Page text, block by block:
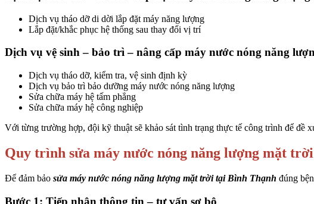
Dịch vụ tháo dỡ di dời lắp đặt máy năng lượng
Lắp đặt/khắc phục hệ thống sau thay đổi vị trí
Dịch vụ vệ sinh – bảo trì – nâng cấp máy nước nóng năng
Dịch vụ tháo dỡ, kiểm tra, vệ sinh định kỳ
Dịch vụ bảo trì bảo dưỡng máy nước nóng năng lượng
Sửa chữa máy hệ tấm phẳng
Sửa chữa máy hệ công nghiệp
Với từng trường hợp, đội kỹ thuật sẽ khảo sát tình trạng thực tế công trình để đề
Quy trình sửa máy nước nóng năng lượng mặt
Để đảm bảo sửa máy nước nóng năng lượng mặt trời tại Bình Thạnh đúng
Bước 1: Tiếp nhận thông tin – tư vấn sơ bộ